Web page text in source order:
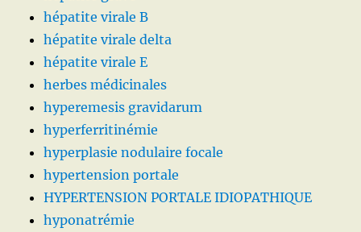
hépatite virale B
hépatite virale delta
hépatite virale E
herbes médicinales
hyperemesis gravidarum
hyperferritinémie
hyperplasie nodulaire focale
hypertension portale
HYPERTENSION PORTALE IDIOPATHIQUE
hyponatrémie